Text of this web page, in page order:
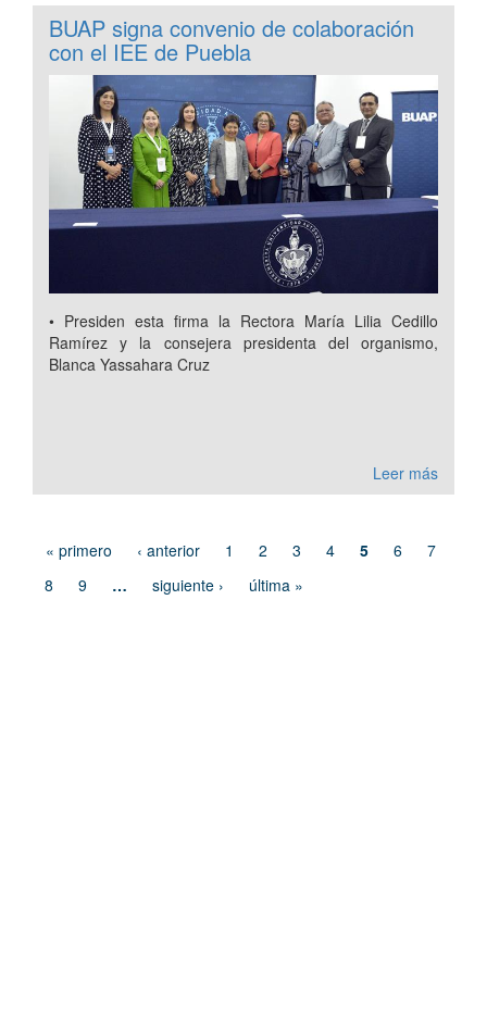
BUAP signa convenio de colaboración
con el IEE de Puebla
• Presiden esta firma la Rectora María Lilia Cedillo
Ramírez y la consejera presidenta del organismo,
Blanca Yassahara Cruz
Leer más
« primero ‹ anterior 1 2 3 4 5 6
7
8
9 … siguiente › última »